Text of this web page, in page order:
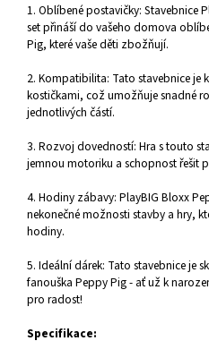
1. Oblíbené postavičky: Stavebnice
set přináší do vašeho domova
Pig, které vaše děti zbožňují.
2. Kompatibilita: Tato stavebnice
kostičkami, což umožňuje snadné
jednotlivých částí.
3. Rozvoj dovedností: Hra s touto
jemnou motoriku a schopnost řešit
4. Hodiny zábavy: PlayBIG Bloxx
nekonečné možnosti stavby a hry,
hodiny.
5. Ideální dárek: Tato stavebnice je
fanouška Peppy Pig - ať už k
pro radost!
Specifikace: